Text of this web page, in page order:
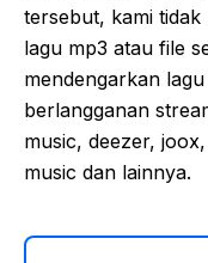
tersebut, kami
lagu mp3 atau file
mendengarkan
berlangganan
music, deezer,
music dan lainnya.